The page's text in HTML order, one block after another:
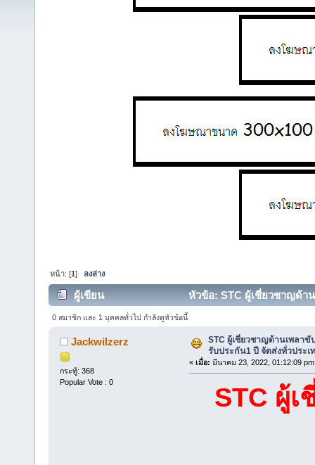
หน้า: [1] ลงล่าง
ผู้เขียน
หัวข้อ: STC ผู้เชี่ยวชาญด้า
26171 ครั้ง)
0 สมาชิก และ 1 บุคคลทั่วไป กำลังดูหัวข้อนี้
Jackwilzerz
กระทู้: 368
Popular Vote : 0
STC ผู้เชี่ยวชาญด้านเพลา
รับประกัน1 ปี จัดส่งทั่วประเ
« เมื่อ: มีนาคม 23, 2022, 01:12:09
STC ผู้